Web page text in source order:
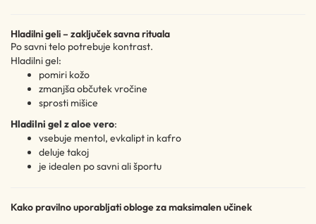
Hladilni geli – zaključek savna rituala
Po savni telo potrebuje kontrast.
Hladilni gel:
pomiri kožo
zmanjša občutek vročine
sprosti mišice
Hladilni gel z aloe vero:
vsebuje mentol, evkalipt in kafro
deluje takoj
je idealen po savni ali športu
Kako pravilno uporabljati obloge za maksimalen učinek